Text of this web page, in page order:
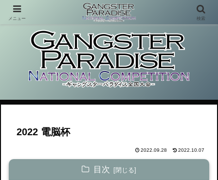
これまで存在しなかった体験型コンテンツ
2022 電脳杯
2022.09.28 2022.10.07
目次
メニュー 検索